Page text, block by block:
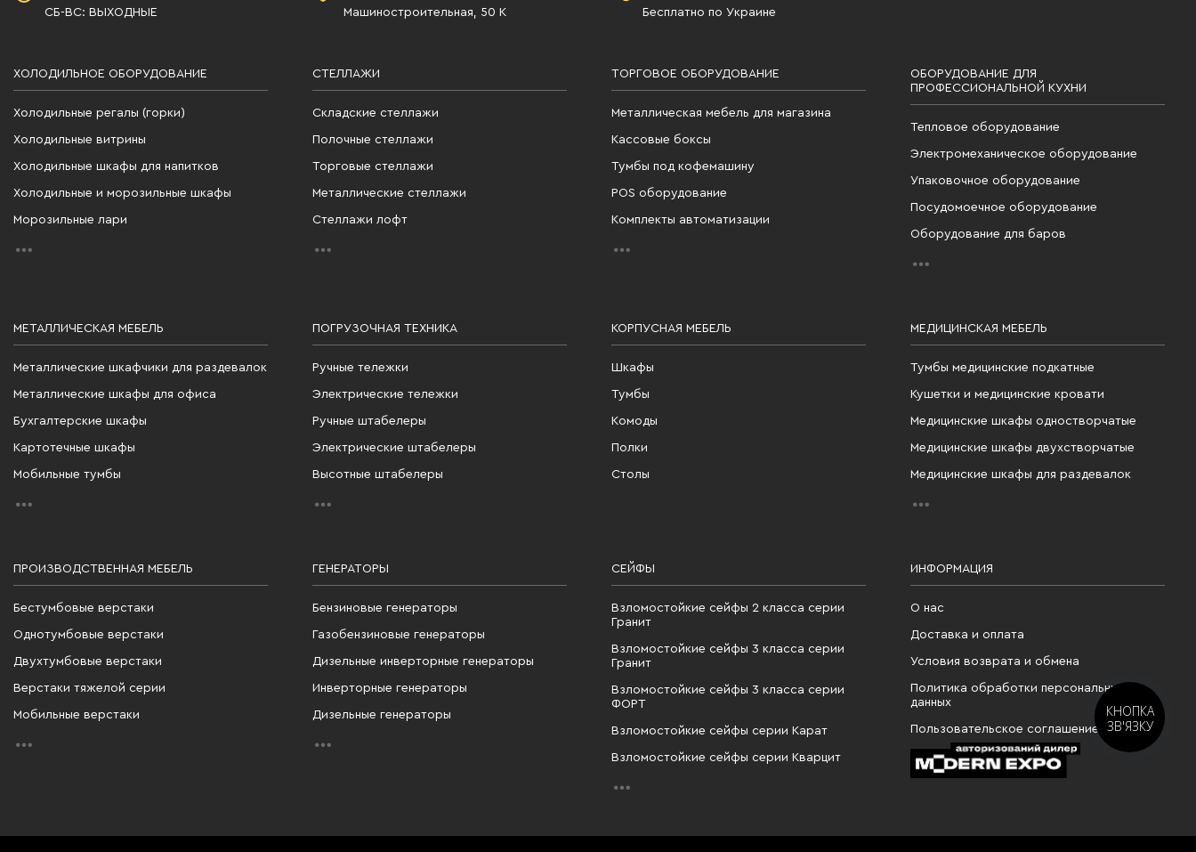
СБ-ВС: ВЫХОДНЫЕ
Машиностроительная, 50 К
Бесплатно по Украине
ХОЛОДИЛЬНОЕ ОБОРУДОВАНИЕ
Холодильные регалы (горки)
Холодильные витрины
Холодильные шкафы для напитков
Холодильные и морозильные шкафы
Морозильные лари
СТЕЛЛАЖИ
Складские стеллажи
Полочные стеллажи
Торговые стеллажи
Металлические стеллажи
Стеллажи лофт
ТОРГОВОЕ ОБОРУДОВАНИЕ
Металлическая мебель для магазина
Кассовые боксы
Тумбы под кофемашину
POS оборудование
Комплекты автоматизации
ОБОРУДОВАНИЕ ДЛЯ
ПРОФЕССИОНАЛЬНОЙ КУХНИ
Тепловое оборудование
Электромеханическое оборудование
Упаковочное оборудование
Посудомоечное оборудование
Оборудование для баров
МЕТАЛЛИЧЕСКАЯ МЕБЕЛЬ
Металлические шкафчики для раздевалок
Металлические шкафы для офиса
Бухгалтерские шкафы
Картотечные шкафы
Мобильные тумбы
ПОГРУЗОЧНАЯ ТЕХНИКА
Ручные тележки
Электрические тележки
Ручные штабелеры
Электрические штабелеры
Высотные штабелеры
КОРПУСНАЯ МЕБЕЛЬ
Шкафы
Тумбы
Комоды
Полки
Столы
МЕДИЦИНСКАЯ МЕБЕЛЬ
Тумбы медицинские подкатные
Кушетки и медицинские кровати
Медицинские шкафы одностворчатые
Медицинские шкафы двухстворчатые
Медицинские шкафы для раздевалок
ПРОИЗВОДСТВЕННАЯ МЕБЕЛЬ
Бестумбовые верстаки
Однотумбовые верстаки
Двухтумбовые верстаки
Верстаки тяжелой серии
Мобильные верстаки
ГЕНЕРАТОРЫ
Бензиновые генераторы
Газобензиновые генераторы
Дизельные инверторные генераторы
Инверторные генераторы
Дизельные генераторы
СЕЙФЫ
Взломостойкие сейфы 2 класса серии
Гранит
Взломостойкие сейфы 3 класса серии
Гранит
Взломостойкие сейфы 3 класса серии
ФОРТ
Взломостойкие сейфы серии Карат
Взломостойкие сейфы серии Кварцит
ИНФОРМАЦИЯ
О нас
Доставка и оплата
Условия возврата и обмена
Политика обработки персональных
данных
Пользовательское соглашение
КНОПКА
ЗВ'ЯЗКУ